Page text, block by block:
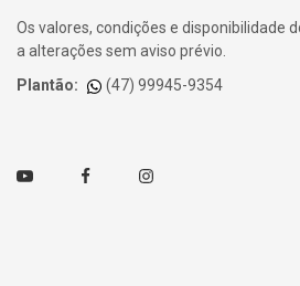
Os valores, condições e disponibilidade
a alterações sem aviso prévio.
Plantão:
(47) 99945-9354
Youtube FacebookInstagram